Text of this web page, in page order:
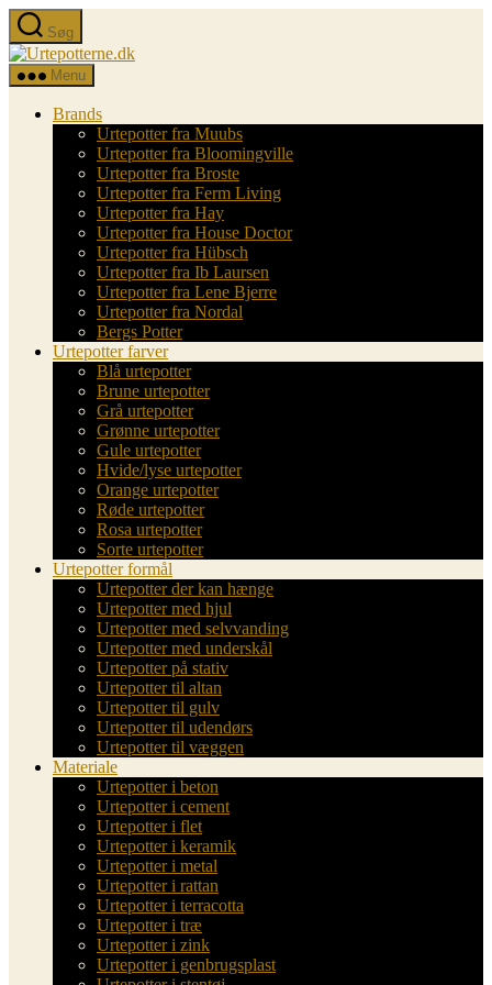
Spring
til
indholdet
Søg
Urtepotterne.dk
Menu
Brands
Urtepotter fra Muubs
Urtepotter fra Bloomingville
Urtepotter fra Broste
Urtepotter fra Ferm Living
Urtepotter fra Hay
Urtepotter fra House Doctor
Urtepotter fra Hübsch
Urtepotter fra Ib Laursen
Urtepotter fra Lene Bjerre
Urtepotter fra Nordal
Bergs Potter
Urtepotter farver
Blå urtepotter
Brune urtepotter
Grå urtepotter
Grønne urtepotter
Gule urtepotter
Hvide/lyse urtepotter
Orange urtepotter
Røde urtepotter
Rosa urtepotter
Sorte urtepotter
Urtepotter formål
Urtepotter der kan hænge
Urtepotter med hjul
Urtepotter med selvvanding
Urtepotter med underskål
Urtepotter på stativ
Urtepotter til altan
Urtepotter til gulv
Urtepotter til udendørs
Urtepotter til væggen
Materiale
Urtepotter i beton
Urtepotter i cement
Urtepotter i flet
Urtepotter i keramik
Urtepotter i metal
Urtepotter i rattan
Urtepotter i terracotta
Urtepotter i træ
Urtepotter i zink
Urtepotter i genbrugsplast